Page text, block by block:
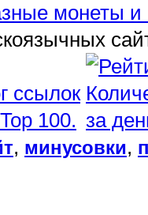
монеты и
, минусовки,